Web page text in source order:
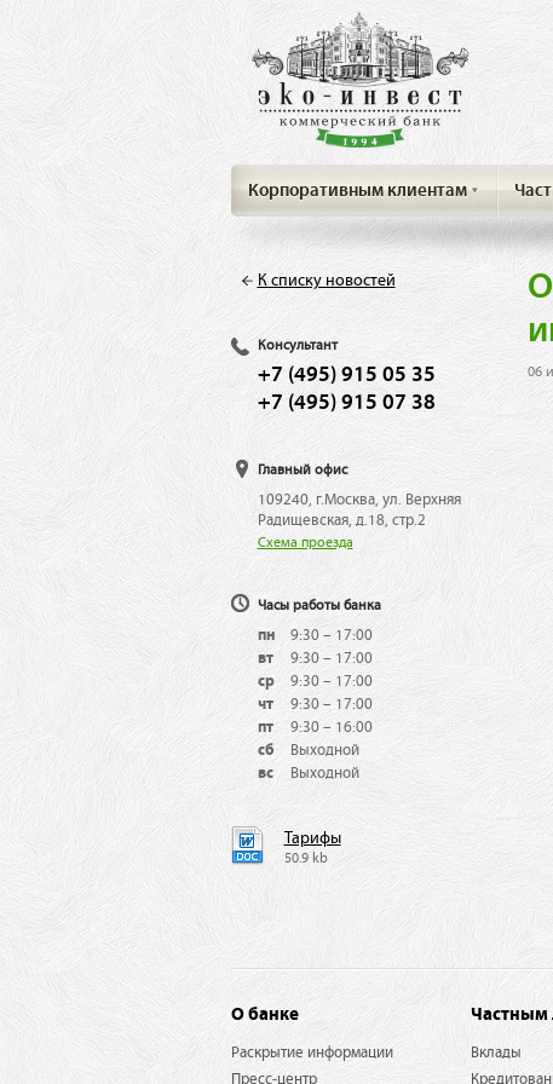
Корпоративным клиентам
К списку новостей
Консультант
+7 (495) 915 05 35
+7 (495) 915 07 38
Главный офис
109240, г.Москва, ул. Верхняя
Радищевская, д.18, стр.2
Схема проезда
Часы работы банка
пн
9:30 – 17:00
вт
9:30 – 17:00
ср
9:30 – 17:00
чт
9:30 – 17:00
пт
9:30 – 16:00
сб
Выходной
вс
Выходной
Тарифы
50.9 kb
06
08
О банке
Раскрытие информации
Пресс-центр
Частным
Вклады